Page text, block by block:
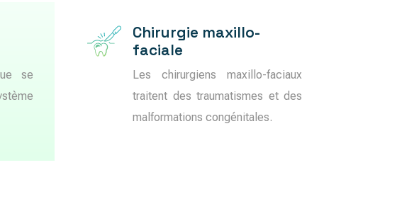
se
Chirurgie maxillo-
faciale
Les chirurgiens maxillo-faciaux
traitent des traumatismes et des
malformations congénitales.